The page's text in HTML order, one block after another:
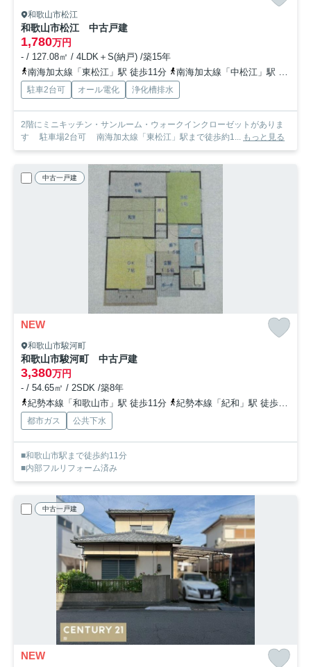
和歌山市松江
和歌山市松江 中古戸建
1,780万円
- / 127.08㎡ / 4LDK＋S(納戸) /築15年
南海加太線「東松江」駅 徒歩11分
南海加太線「中松江」駅 徒歩13分
駐車2台可 オール電化 浄化槽排水
2階にミニキッチン・サンルーム・ウォークインクローゼットがありま
す 駐車場2台可 南海加太線「東松江」駅まで徒歩約1...
もっと見る
中古一戸建
NEW
和歌山市駿河町
和歌山市駿河町 中古戸建
3,380万円
- / 54.65㎡ / 2SDK /築8年
紀勢本線「和歌山市」駅 徒歩11分
紀勢本線「紀和」駅 徒歩20分
都市ガス 公共下水
■和歌山市駅まで徒歩約11分
■内部フルリフォーム済み
中古一戸建
NEW